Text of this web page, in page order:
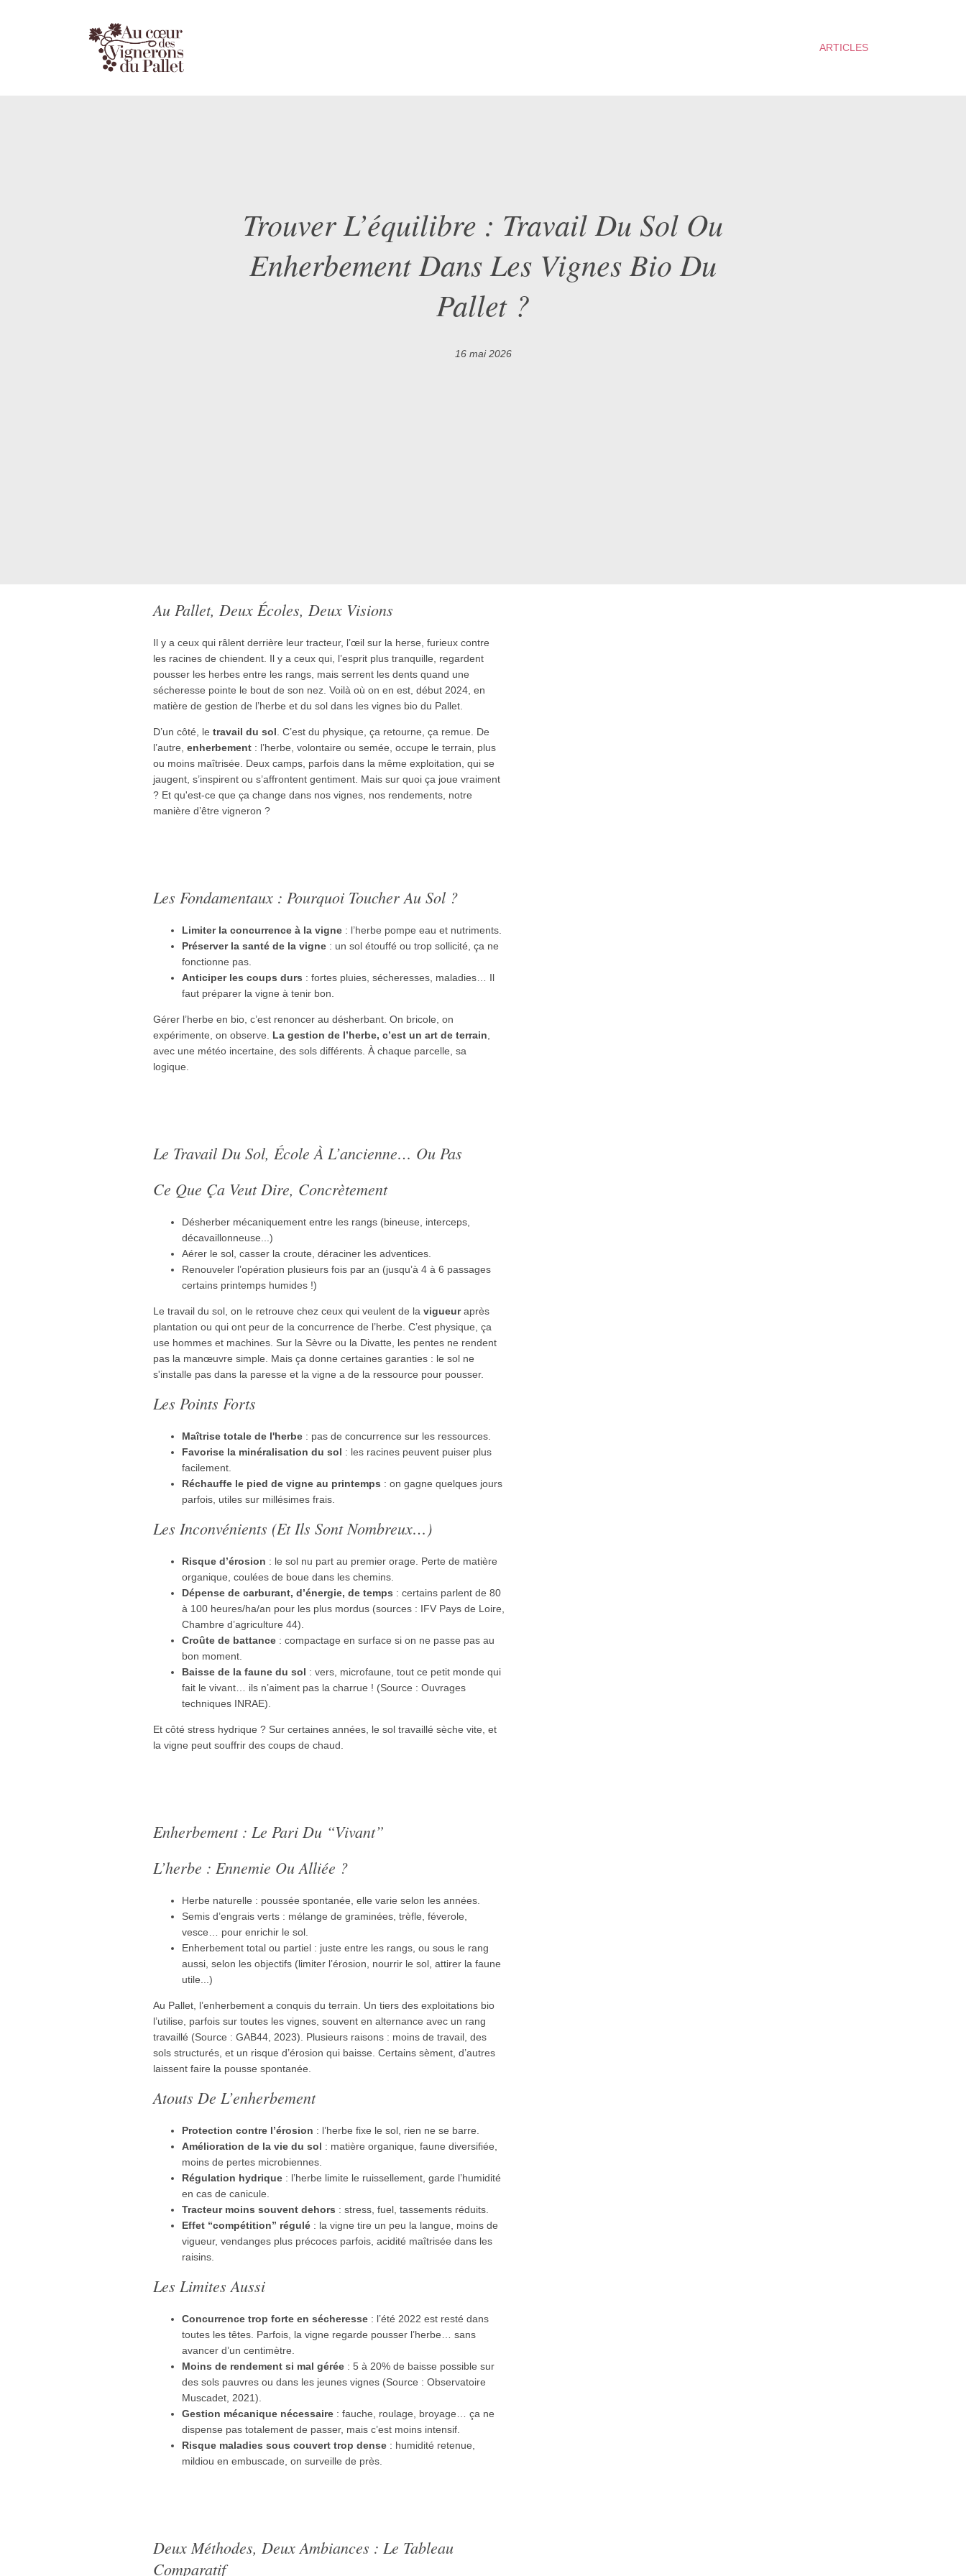
ARTICLES
Trouver L’équilibre : Travail Du Sol Ou
Enherbement Dans Les Vignes Bio Du
Pallet ?
16 mai 2026
Au Pallet, Deux Écoles, Deux Visions
Il y a ceux qui râlent derrière leur tracteur, l’œil sur la herse, furieux contre
les racines de chiendent. Il y a ceux qui, l’esprit plus tranquille, regardent
pousser les herbes entre les rangs, mais serrent les dents quand une
sécheresse pointe le bout de son nez. Voilà où on en est, début 2024, en
matière de gestion de l’herbe et du sol dans les vignes bio du Pallet.
D’un côté, le travail du sol . C’est du physique, ça retourne, ça remue. De
l’autre, enherbement : l’herbe, volontaire ou semée, occupe le terrain, plus
ou moins maîtrisée. Deux camps, parfois dans la même exploitation, qui se
jaugent, s’inspirent ou s’affrontent gentiment. Mais sur quoi ça joue vraiment
? Et qu'est-ce que ça change dans nos vignes, nos rendements, notre
manière d’être vigneron ?
Les Fondamentaux : Pourquoi Toucher Au Sol ?
Limiter la concurrence à la vigne : l’herbe pompe eau et nutriments.
Préserver la santé de la vigne : un sol étouffé ou trop sollicité, ça ne
fonctionne pas.
Anticiper les coups durs : fortes pluies, sécheresses, maladies… Il
faut préparer la vigne à tenir bon.
Gérer l’herbe en bio, c’est renoncer au désherbant. On bricole, on
expérimente, on observe. La gestion de l’herbe, c’est un art de terrain
avec une météo incertaine, des sols différents. À chaque parcelle, sa
logique.
Le Travail Du Sol, École À L’ancienne… Ou Pas
Ce Que Ça Veut Dire, Concrètement
Désherber mécaniquement entre les rangs (bineuse, interceps,
décavaillonneuse...)
Aérer le sol, casser la croute, déraciner les adventices.
Renouveler l’opération plusieurs fois par an (jusqu’à 4 à 6 passages
certains printemps humides !)
Le travail du sol, on le retrouve chez ceux qui veulent de la vigueuraprès
plantation ou qui ont peur de la concurrence de l’herbe. C’est physique, ça
use hommes et machines. Sur la Sèvre ou la Divatte, les pentes ne rendent
pas la manœuvre simple. Mais ça donne certaines garanties : le sol ne
s'installe pas dans la paresse et la vigne a de la ressource pour pousser.
Les Points Forts
Maîtrise totale de l'herbe : pas de concurrence sur les ressources.
Favorise la minéralisation du sol : les racines peuvent puiser plus
facilement.
Réchauffe le pied de vigne au printemps : on gagne quelques jours
parfois, utiles sur millésimes frais.
Les Inconvénients (et Ils Sont Nombreux…)
Risque d’érosion : le sol nu part au premier orage. Perte de matière
organique, coulées de boue dans les chemins.
Dépense de carburant, d’énergie, de temps : certains parlent de 80
à 100 heures/ha/an pour les plus mordus (sources : IFV Pays de Loire,
Chambre d’agriculture 44).
Croûte de battance : compactage en surface si on ne passe pas au
bon moment.
Baisse de la faune du sol : vers, microfaune, tout ce petit monde qui
fait le vivant… ils n’aiment pas la charrue ! (Source : Ouvrages
techniques INRAE).
Et côté stress hydrique ? Sur certaines années, le sol travaillé sèche vite, et
la vigne peut souffrir des coups de chaud.
Enherbement : Le Pari Du “vivant”
L’herbe : Ennemie Ou Alliée ?
Herbe naturelle : poussée spontanée, elle varie selon les années.
Semis d’engrais verts : mélange de graminées, trèfle, féverole,
vesce… pour enrichir le sol.
Enherbement total ou partiel : juste entre les rangs, ou sous le rang
aussi, selon les objectifs (limiter l’érosion, nourrir le sol, attirer la faune
utile...)
Au Pallet, l’enherbement a conquis du terrain. Un tiers des exploitations bio
l’utilise, parfois sur toutes les vignes, souvent en alternance avec un rang
travaillé (Source : GAB44, 2023). Plusieurs raisons : moins de travail, des
sols structurés, et un risque d’érosion qui baisse. Certains sèment, d’autres
laissent faire la pousse spontanée.
Atouts De L’enherbement
Protection contre l’érosion : l’herbe fixe le sol, rien ne se barre.
Amélioration de la vie du sol : matière organique, faune diversifiée,
moins de pertes microbiennes.
Régulation hydrique : l’herbe limite le ruissellement, garde l’humidité
en cas de canicule.
Tracteur moins souvent dehors : stress, fuel, tassements réduits.
Effet “compétition” régulé : la vigne tire un peu la langue, moins de
vigueur, vendanges plus précoces parfois, acidité maîtrisée dans les
raisins.
Les Limites Aussi
Concurrence trop forte en sécheresse : l’été 2022 est resté dans
toutes les têtes. Parfois, la vigne regarde pousser l’herbe… sans
avancer d’un centimètre.
Moins de rendement si mal gérée : 5 à 20% de baisse possible sur
des sols pauvres ou dans les jeunes vignes (Source : Observatoire
Muscadet, 2021).
Gestion mécanique nécessaire : fauche, roulage, broyage… ça ne
dispense pas totalement de passer, mais c’est moins intensif.
Risque maladies sous couvert trop dense : humidité retenue,
mildiou en embuscade, on surveille de près.
Deux Méthodes, Deux Ambiances : Le Tableau
Comparatif